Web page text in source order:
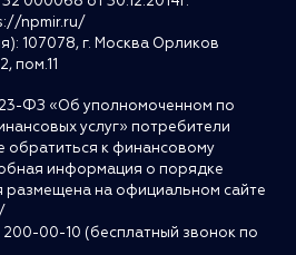
npmir.ru/
107078, г. Москва Орликов
пом.11
ФЗ «Об уполномоченном по
услуг» потребители
обратиться к финансовому
информация о порядке
на официальном сайте
00-10 (бесплатный звонок по